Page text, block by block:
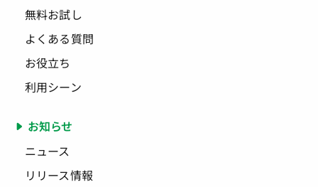
無料お試し
よくある質問
お役立ち
利用シーン
お知らせ
ニュース
リリース情報